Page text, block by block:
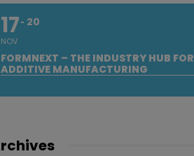
17
NOV
20
FORMNEXT – THE INDUSTRY HUB FOR
ADDITIVE MANUFACTURING